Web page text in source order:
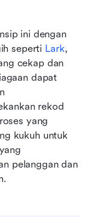
ini dengan
seperti Lark,
cekap dan
dapat
rekod
yang
kukuh untuk
pelanggan dan